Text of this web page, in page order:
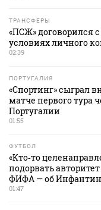
ТРАНСФЕРЫ
«ПСЖ» договорился
условиях личного
02:39
ПОРТУГАЛИЯ
«Спортинг» сыграл
матче первого тура
Португалии
01:55
ФУТБОЛ
«Кто‑то
подорвать
ФИФА — об
01:47